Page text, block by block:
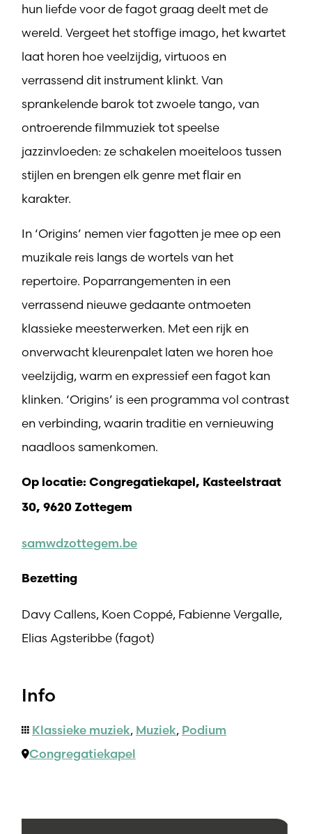
hun liefde voor de fagot graag deelt met de
wereld. Vergeet het stoffige imago, het kwartet
laat horen hoe veelzijdig, virtuoos en
verrassend dit instrument klinkt. Van
sprankelende barok tot zwoele tango, van
ontroerende filmmuziek tot speelse
jazzinvloeden: ze schakelen moeiteloos tussen
stijlen en brengen elk genre met flair en
karakter.
In ‘Origins’ nemen vier fagotten je mee op een
muzikale reis langs de wortels van het
repertoire. Poparrangementen in een
verrassend nieuwe gedaante ontmoeten
klassieke meesterwerken. Met een rijk en
onverwacht kleurenpalet laten we horen hoe
veelzijdig, warm en expressief een fagot kan
klinken. ‘Origins’ is een programma vol contrast
en verbinding, waarin traditie en vernieuwing
naadloos samenkomen.
Op locatie: Congregatiekapel, Kasteelstraat
30, 9620 Zottegem
samwdzottegem.be
Bezetting
Davy Callens, Koen Coppé, Fabienne Vergalle,
Elias Agsteribbe (fagot)
Info
Klassieke muziek, Muziek, Podium
Congregatiekapel